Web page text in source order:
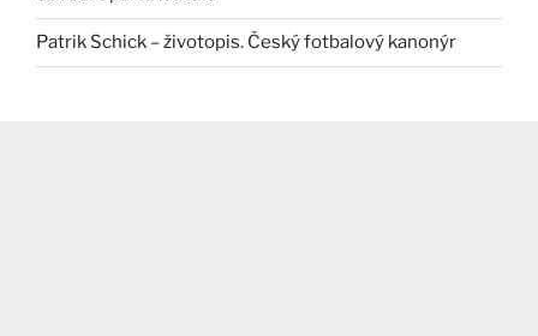
Patrik Schick – životopis. Český fotbalový kanonýr